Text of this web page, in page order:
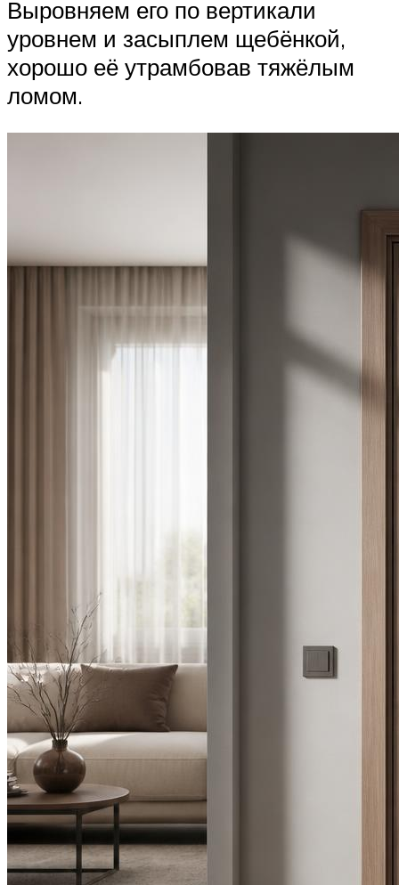
Выровняем его по вертикали
уровнем и засыплем щебёнкой,
хорошо её утрамбовав тяжёлым
ломом.